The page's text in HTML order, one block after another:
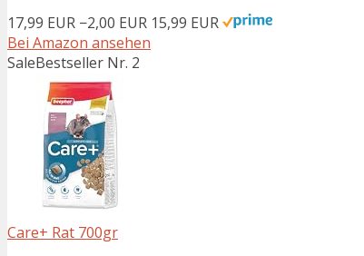
17,99 EUR −2,00 EUR 15,99 EUR
Bei Amazon ansehen
SaleBestseller Nr. 2
Care+ Rat 700gr